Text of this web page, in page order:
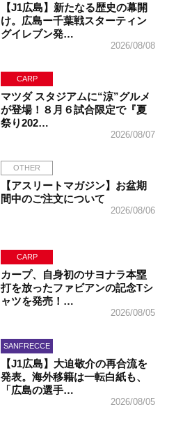
【J1広島】新たなる歴史の幕開
け。広島ー千葉戦スターティン
グイレブン発…
2026/08/08
CARP
マツダ スタジアムに“涼”グルメ
が登場！８月６試合限定で『夏
祭り202…
2026/08/07
OTHER
【アスリートマガジン】お盆期
間中のご注文について
2026/08/06
CARP
カープ、自身初のサヨナラ本塁
打を放ったファビアンの記念Tシ
ャツを発売！…
2026/08/05
SANFRECCE
【J1広島】大迫敬介の再合流を
発表。海外移籍は一転白紙も、
「広島の選手…
2026/08/05